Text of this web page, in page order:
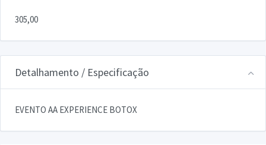
305,00
Detalhamento / Especificação
EVENTO AA EXPERIENCE BOTOX